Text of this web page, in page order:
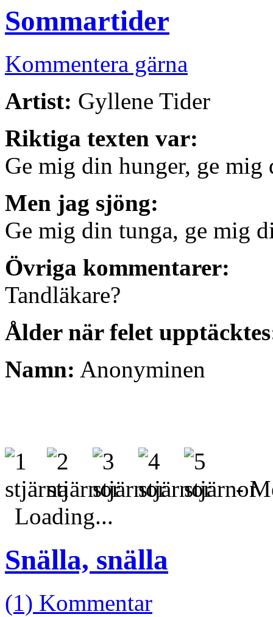
Sommartider
Kommentera gärna
Artist: Gyllene Tider
Riktiga texten var:
Ge mig din hunger, ge
Men jag sjöng:
Ge mig din tunga, ge mig
Övriga kommentarer:
Tandläkare?
Ålder när felet
Namn: Anonyminen
-
Loading...
Snälla, snälla
(1) Kommentar